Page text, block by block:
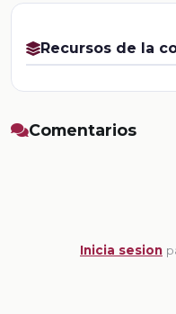
Recursos de la
Comentarios
Inicia sesion